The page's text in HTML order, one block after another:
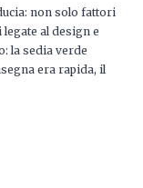
non solo fattori
al design e
la sedia verde
era rapida, il